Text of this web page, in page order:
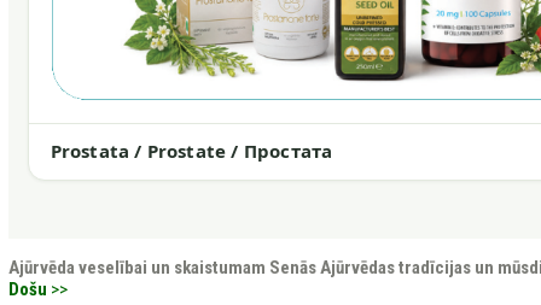
Prostata / Prostate / Простата
Ajūrvēda veselībai un skaistumam Senās Ajūrvēdas tradīcijas un
Došu >>